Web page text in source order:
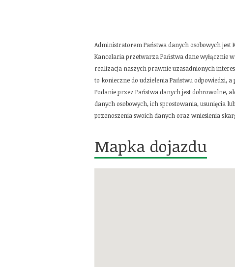
Administratorem Państwa danych osobowych jest
Kancelaria przetwarza Państwa dane
realizacja naszych prawnie uzasadnionych
to konieczne do udzielenia Państwu odpowiedzi,
Podanie przez Państwa danych jest dobrowolne,
danych osobowych, ich sprostowania, usunięcia
przenoszenia swoich danych oraz wniesienia
Mapka dojazdu